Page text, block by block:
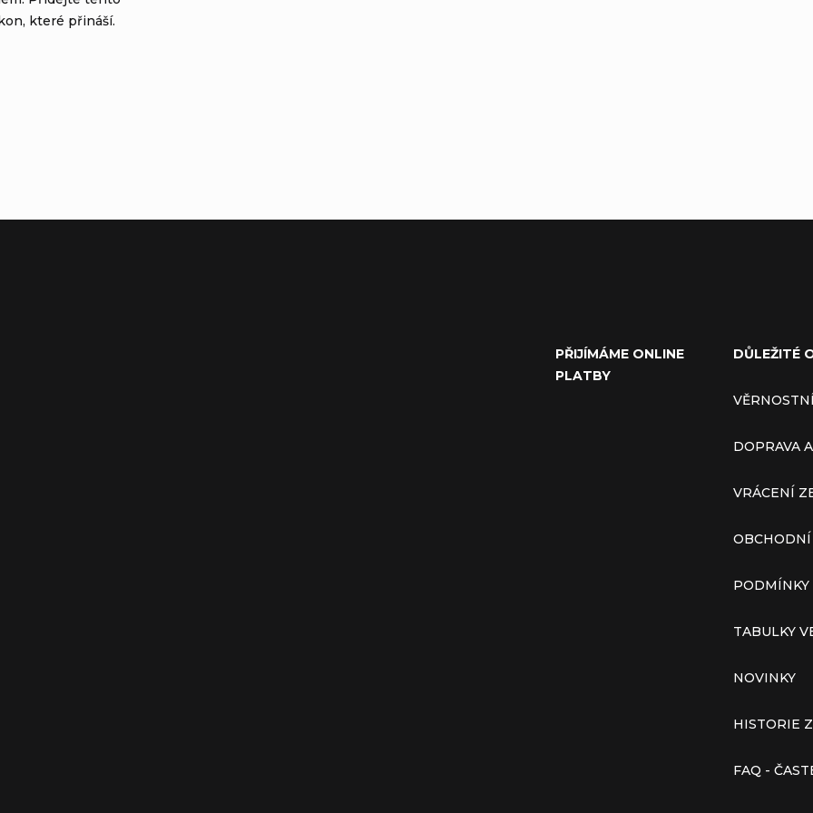
které přináší.
PŘIJÍMÁME ONLINE
PLATBY
DŮLEŽITÉ
DOPRAVA
VRÁCENÍ
PODMÍNKY
TABULKY
NOVINKY
HISTORIE
FAQ -